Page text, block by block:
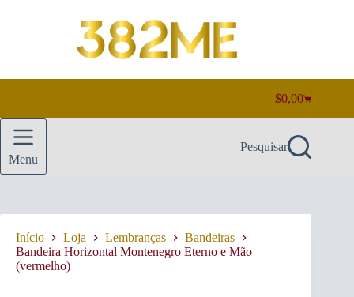
Carrinho
de
compras
$0,00
Menu
Pesquisar
Início Loja Lembranças
Bandeiras
Bandeira Horizontal Montenegro Eterno e Mão
(vermelho)